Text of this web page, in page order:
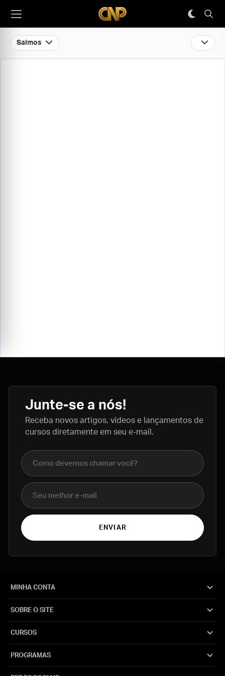
Salmos
Junte-se a nós!
Receba novos artigos, vídeos e lançamentos de
cursos diretamente em seu e-mail.
Nome completo
E-mail
ENVIAR
MINHA CONTA
SOBRE O SITE
CURSOS
PROGRAMAS